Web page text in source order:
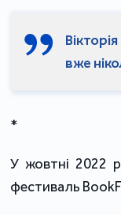
вже
*
У жовтні 2022
фестиваль